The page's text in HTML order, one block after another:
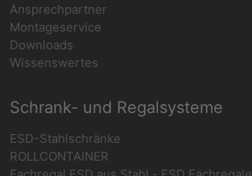
Ansprechpartner
Montageservice
Downloads
Wissenswertes
Schrank- und Regalsysteme
ESD-Stahlschränke
ROLLCONTAINER